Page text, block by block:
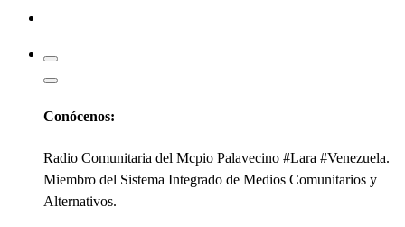
Kabudari
Conócenos:
Radio Comunitaria del Mcpio Palavecino #Lara #Venezuela.
Miembro del Sistema Integrado de Medios Comunitarios y
Alternativos.